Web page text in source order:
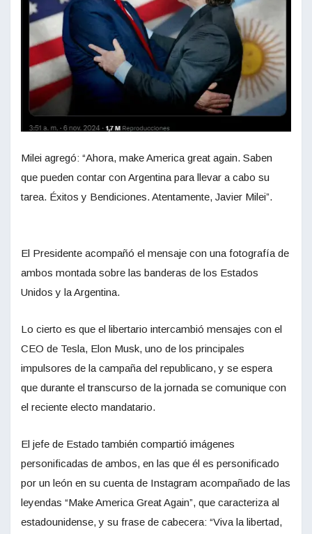
Milei agregó: “Ahora, make America great again. Saben
que pueden contar con Argentina para llevar a cabo su
tarea. Éxitos y Bendiciones. Atentamente, Javier Milei”.
El Presidente acompañó el mensaje con una fotografía de
ambos montada sobre las banderas de los Estados
Unidos y la Argentina.
Lo cierto es que el libertario intercambió mensajes con el
CEO de Tesla, Elon Musk, uno de los principales
impulsores de la campaña del republicano, y se espera
que durante el transcurso de la jornada se comunique con
el reciente electo mandatario.
El jefe de Estado también compartió imágenes
personificadas de ambos, en las que él es personificado
por un león en su cuenta de Instagram acompañado de las
leyendas “Make America Great Again”, que caracteriza al
estadounidense, y su frase de cabecera: “Viva la libertad,